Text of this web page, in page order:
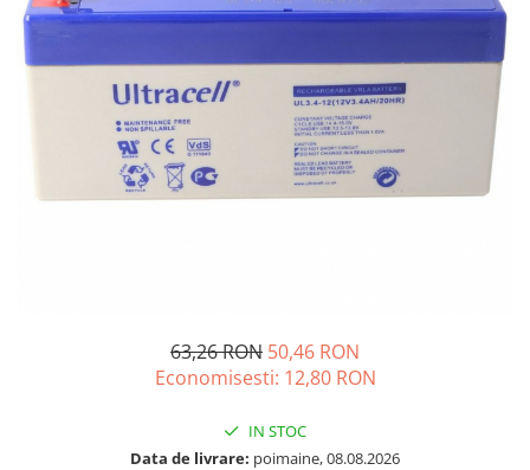
Incarcatoare acumulatori
Panouri fotovoltaice si accesorii
Panouri fotovoltaice
Sisteme prindere panouri
Invertoare
Convertoare de tensiune
63,26 RON 50,46 RON
Economisesti: 12,80 RON
IN STOC
Data de livrare: poimaine, 08.08.2026